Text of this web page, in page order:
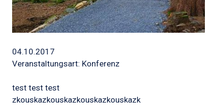
04.10.2017
Veranstaltungsart: Konferenz
test test test
zkouskazkouskazkouskazkouskazk